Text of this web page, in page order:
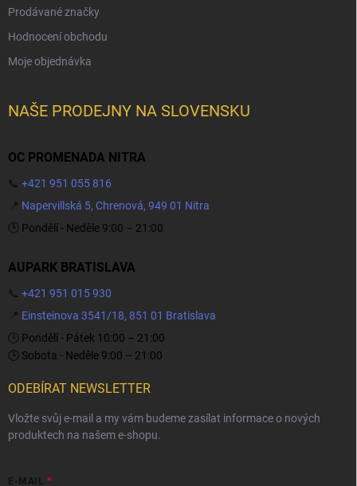
Prodávané značky
Hodnocení obchodu
Moje objednávka
NAŠE PRODEJNY NA SLOVENSKU
OC PROMENADA NITRA
📞 +421 951 055 816
📍 Napervillská 5, Chrenová, 949 01 Nitra
🕒 Pondělí - Neděle 9:00 – 21:00
AUPARK BRATISLAVA
📞 +421 951 015 930
📍 Einsteinova 3541/18, 851 01 Bratislava
🕒 Pondělí - Pátek 10:00 – 21:00
🕒 Sobota - Neděle 9:00 – 21:00
ODEBÍRAT NEWSLETTER
Vložte svůj e-mail a my vám budeme zasílat informace o nových
produktech na našem e-shopu.
E-MAIL